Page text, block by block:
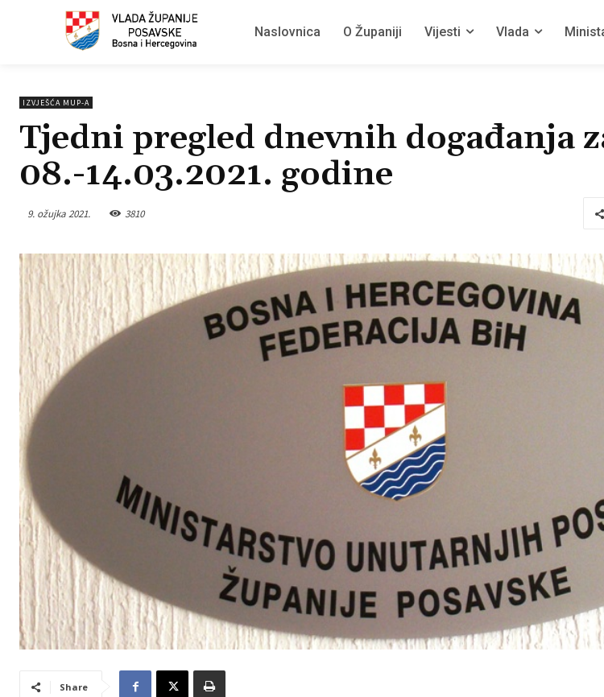
Naslovnica O Županiji Vijesti Vlada
IZVJEŠĆA MUP-A
Tjedni pregled dnevnih događanja
08.-14.03.2021. godine
9. ožujka 2021. 3810
Share